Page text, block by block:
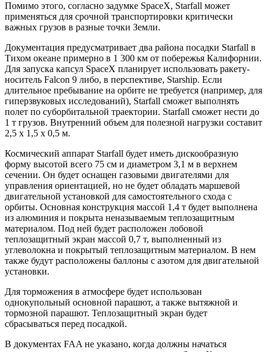
Помимо этого, согласно задумке SpaceX, Starfall может
применяться для срочной транспортировки критически
важных грузов в разные точки Земли.
Документация предусматривает два района посадки Starfall в
Тихом океане примерно в 1 300 км от побережья Калифорнии.
Для запуска капсул SpaceX планирует использовать ракету-
носитель Falcon 9 либо, в перспективе, Starship. Если
длительное пребывание на орбите не требуется (например, для
гиперзвуковых исследований), Starfall сможет выполнять
полет по суборбитальной траектории. Starfall сможет нести до
1 т грузов. Внутренний объем для полезной нагрузки составит
2,5 х 1,5 х 0,5 м.
Космический аппарат Starfall будет иметь дискообразную
форму высотой всего 75 см и диаметром 3,1 м в верхнем
сечении. Он будет оснащен газовыми двигателями для
управления ориентацией, но не будет обладать маршевой
двигательной установкой для самостоятельного схода с
орбиты. Основная конструкция массой 1,4 т будет выполнена
из алюминия и покрыта неназываемым теплозащитным
материалом. Под ней будет расположен лобовой
теплозащитный экран массой 0,7 т, выполненный из
углеволокна и покрытый теплозащитным материалом. В нем
также будут расположены баллоны с азотом для двигательной
установки.
Для торможения в атмосфере будет использован
однокупольный основной парашют, а также вытяжной и
тормозной парашют. Теплозащитный экран будет
сбрасываться перед посадкой.
В документах FAA не указано, когда должны начаться